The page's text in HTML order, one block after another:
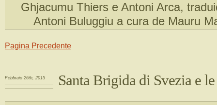
Ghjacumu Thiers e Antoni Arca,
Antoni Buluggiu a cura de Mauru
Pagina Precedente
Febbraio 26th, 2015 Santa Brigida di Svezia e